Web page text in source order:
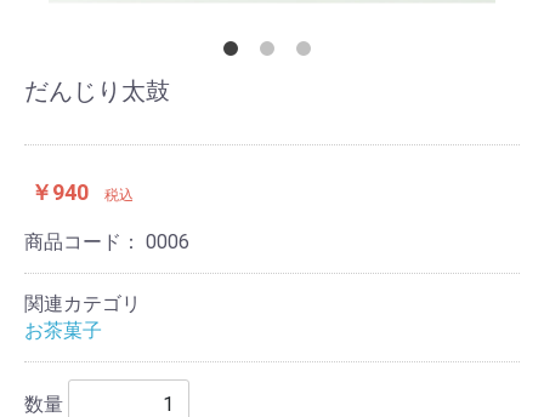
だんじり太鼓
￥940 税込
商品コード： 0006
関連カテゴリ
お茶菓子
数量